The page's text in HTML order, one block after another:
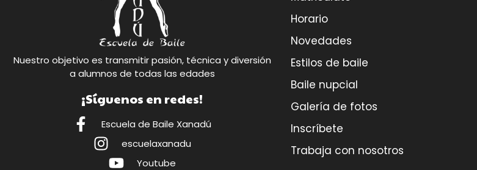
Nuestro objetivo es transmitir pasión, técnica y diversión
a alumnos de todas las edades
¡Síguenos en redes!
Escuela de Baile Xanadú
escuelaxanadu
Youtube
Horario
Novedades
Estilos de baile
Baile nupcial
Galería de fotos
Inscríbete
Trabaja con nosotros